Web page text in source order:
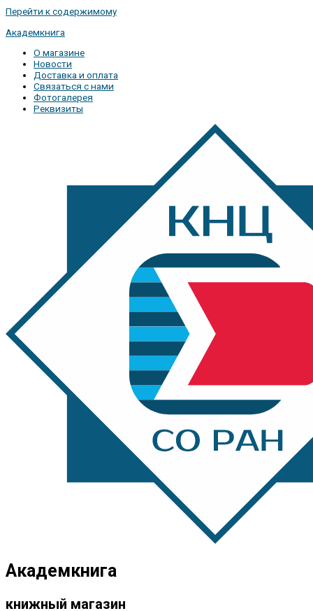
Перейти к содержимому
Академкнига
О магазине
Новости
Доставка и оплата
Связаться с нами
Фотогалерея
Реквизиты
Академкнига
книжный магазин